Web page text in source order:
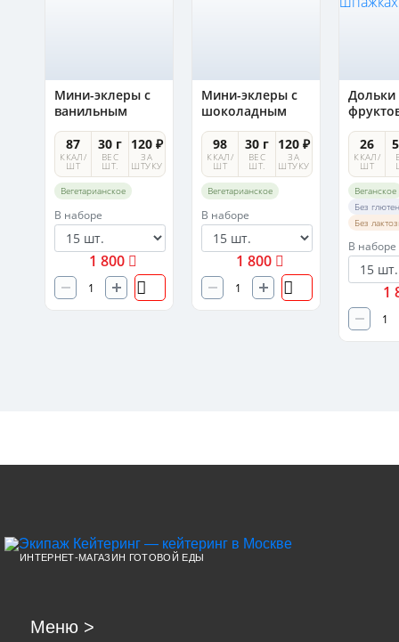
Мини-эклеры с
ванильным
кремом
87
ККАЛ/
ШТ
30 г
ВЕС
ШТ.
120 ₽
ЗА
ШТУКУ
Вегетарианское
В наборе
1 800
Мини-эклеры с
шоколадным
кремом
98
ККАЛ/
ШТ
30 г
ВЕС
ШТ.
120 ₽
ЗА
ШТУКУ
Вегетарианское
В наборе
1 800
Дольки
26
ККАЛ/
ШТ
Веганское
Без
Без
В наборе
1
ИНТЕРНЕТ-МАГАЗИН ГОТОВОЙ ЕДЫ
Меню >